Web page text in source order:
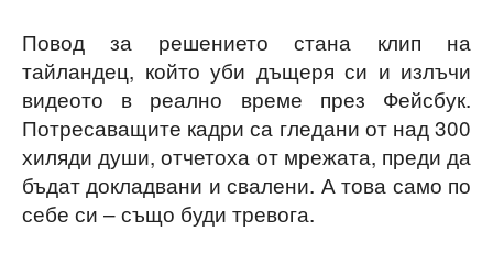
Повод за решението стана клип на
тайландец, който уби дъщеря си и излъчи
видеото в реално време през Фейсбук.
Потресаващите кадри са гледани от над 300
хиляди души, отчетоха от мрежата, преди да
бъдат докладвани и свалени. А това само по
себе си – също буди тревога.